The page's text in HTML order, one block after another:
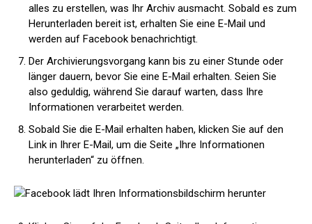
alles zu erstellen, was Ihr Archiv ausmacht. Sobald es zum
Herunterladen bereit ist, erhalten Sie eine E-Mail und
werden auf Facebook benachrichtigt.
Der Archivierungsvorgang kann bis zu einer Stunde oder
länger dauern, bevor Sie eine E-Mail erhalten. Seien Sie
also geduldig, während Sie darauf warten, dass Ihre
Informationen verarbeitet werden.
Sobald Sie die E-Mail erhalten haben, klicken Sie auf den
Link in Ihrer E-Mail, um die Seite „Ihre Informationen
herunterladen“ zu öffnen.